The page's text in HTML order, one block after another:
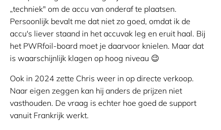
„techniek" om de accu van onderaf te plaatsen.
Persoonlijk bevalt me dat niet zo goed, omdat ik de
accu's liever staand in het accuvak leg en eruit haal. Bij
het PWRfoil-board moet je daarvoor knielen. Maar dat
is waarschijnlijk klagen op hoog niveau 😉
Ook in 2024 zette Chris weer in op directe verkoop.
Naar eigen zeggen kan hij anders de prijzen niet
vasthouden. De vraag is echter hoe goed de support
vanuit Frankrijk werkt.